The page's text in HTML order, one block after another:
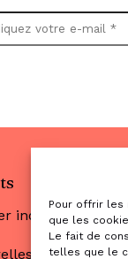
Pour offrir les
que les
Le fait de
telles que le
inoxydable